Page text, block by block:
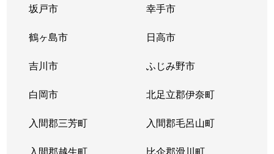
坂戸市 幸手市
鶴ヶ島市 日高市
吉川市 ふじみ野市
白岡市 北足立郡伊奈町
入間郡三芳町 入間郡毛呂山町